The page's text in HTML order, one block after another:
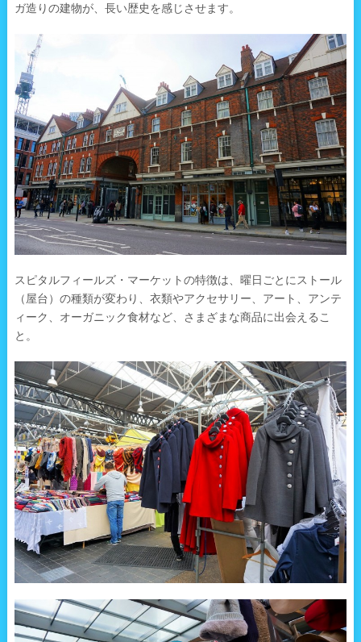
ガ造りの建物が、長い歴史を感じさせます。
スピタルフィールズ・マーケットの特徴は、曜日ごとにストール
（屋台）の種類が変わり、衣類やアクセサリー、アート、アンテ
ィーク、オーガニック食材など、さまざまな商品に出会えるこ
と。